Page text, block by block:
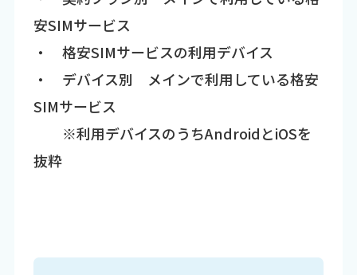
安SIMサービス
・ 格安SIMサービスの利用デバイス
・ デバイス別 メインで利用している格安
SIMサービス
※利用デバイスのうちAndroidとiOSを
抜粋